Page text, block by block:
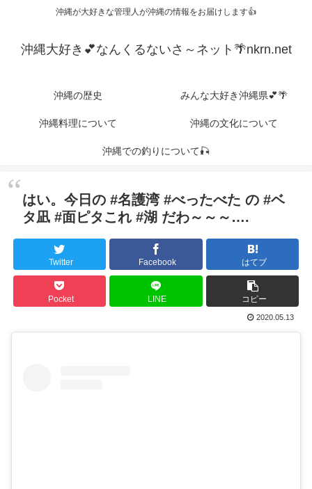
沖縄が大好きな管理人が沖縄の情報をお届けします👍
沖縄大好き💕なんくるないさ～ネット🌴nkrn.net
沖縄の歴史 みんな大好き沖縄県💕🌴
沖縄料理について 沖縄の文化について
沖縄での釣りについて🎣
はい。今日の #名護湾 #べったべた の #ベ
タ凪 #面ピタこれ #湖 だわ～～～….
Twitter Facebook はてブ
Pocket LINE コピー
2020.05.13